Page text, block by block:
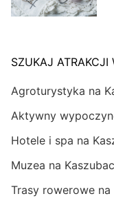
SZUKAJ ATRAKCJI
Agroturystyka na
Aktywny
Hotele i spa na
Muzea na
Trasy rowerowe na